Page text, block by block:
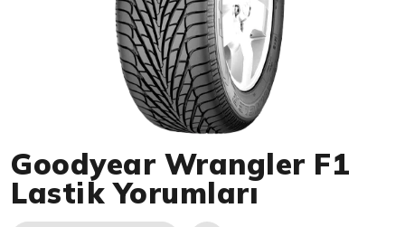
Goodyear Wrangler F1
Lastik Yorumları